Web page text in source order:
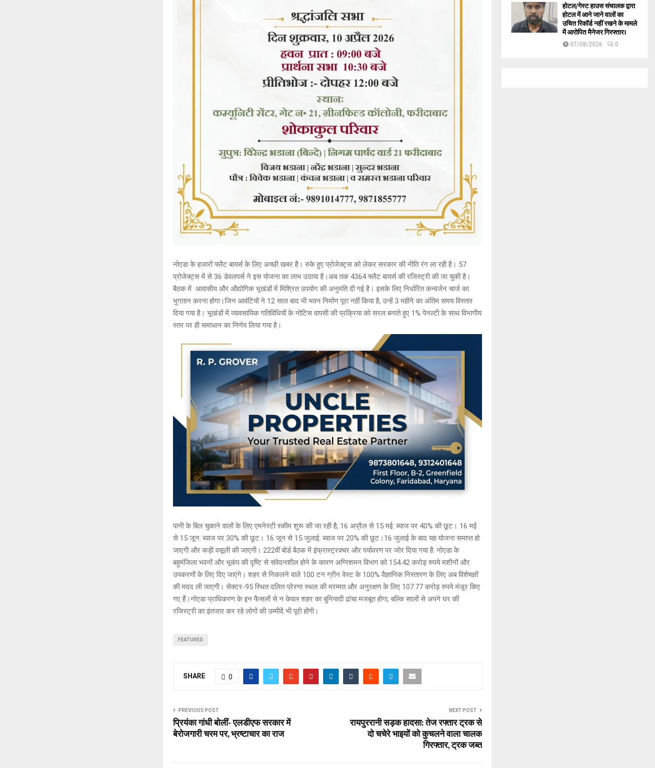
नोएडा के हजारों फ्लैट बायर्स के लिए अच्छी खबर है। रुके हुए प्रोजेक्ट्स को लेकर सरकार की नीति रंग ला रही है। 57
प्रोजेक्ट्स में से 36 डेवलपर्स ने इस योजना का लाभ उठाया है।अब तक 4364 फ्लैट बायर्स की रजिस्ट्री की जा चुकी है।
बैठक में आवासीय और औद्योगिक भूखंडों में मिश्रित उपयोग की अनुमति दी गई है। इसके लिए निर्धारित कन्वर्जन चार्ज का
भुगतान करना होगा।जिन आवंटियों ने 12 साल बाद भी भवन निर्माण पूरा नहीं किया है, उन्हें 3 महीने का अंतिम समय विस्तार
दिया गया है। भूखंडों में व्यावसायिक गतिविधियों के नोटिस वापसी की प्रक्रिया को सरल बनाते हुए 1% पेनल्टी के साथ विभागीय
स्तर पर ही समाधान का निर्णय लिया गया है।
पानी के बिल चुकाने वालों के लिए एमनेस्टी स्कीम शुरू की जा रही है, 16 अप्रैल से 15 मई: ब्याज पर 40% की छूट। 16 मई
से 15 जून: ब्याज पर 30% की छूट। 16 जून से 15 जुलाई: ब्याज पर 20% की छूट।16 जुलाई के बाद यह योजना समाप्त हो
जाएगी और कड़ी वसूली की जाएगी। 222वीं बोर्ड बैठक में इंफ्रास्ट्रक्चर और पर्यावरण पर जोर दिया गया है. नोएडा के
बहुमंजिला भवनों और भूकंप की दृष्टि से संवेदनशील होने के कारण अग्निशमन विभाग को 154.42 करोड़ रुपये मशीनों और
उपकरणों के लिए दिए जाएंगे। शहर से निकलने वाले 100 टन ग्रीन वेस्ट के 100% वैज्ञानिक निस्तारण के लिए अब विशेषज्ञों
की मदद ली जाएगी। सेक्टर-95 स्थित दलित प्रेरणा स्थल की मरम्मत और अनुरक्षण के लिए 107.77 करोड़ रुपये मंजूर किए
गए हैं।नोएडा प्राधिकरण के इन फैसलों से न केवल शहर का बुनियादी ढांचा मजबूत होगा, बल्कि सालों से अपने घर की
रजिस्ट्री का इंतजार कर रहे लोगों की उम्मीदें भी पूरी होंगी।
FEATURED
SHARE 0
PREVIOUS POST
प्रियंका गांधी बोलीं- एलडीएफ सरकार में
बेरोजगारी चरम पर, भ्रष्टाचार का राज
NEXT POST
रायपुररानी सड़क हादसा: तेज रफ्तार ट्रक से
दो चचेरे भाइयों को कुचलने वाला चालक
गिरफ्तार, ट्रक जब्त
होटल/गेस्ट हाउस संचालक द्वारा
होटल में आने जाने वालों का
उचित रिकॉर्ड नहीं रखने के मामले
में आरोपित मैनेजर गिरफ्तार।
07/08/2026 0